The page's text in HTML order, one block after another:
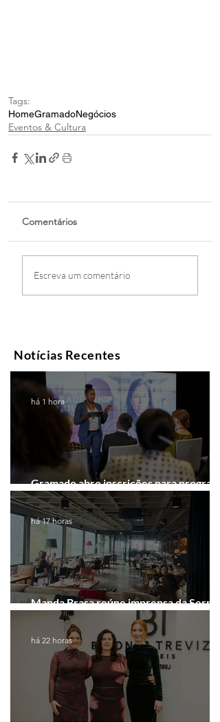
Tags:
HomeGramadoNegócios
Eventos & Cultura
Comentários
Escreva um comentário
Notícias Recentes
Gramado abre inscrições para programa
gratuito de inovação
há 1 hora
Manda Brasa reúne imprensa da Serra
Gaúcha para falar de expansão
há 17 horas
há 22 horas